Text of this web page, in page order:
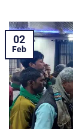
02
Feb